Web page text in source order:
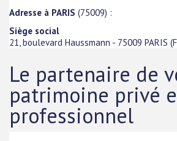
Adresse à PARIS (75009) :
Siège social
21, boulevard Haussmann - 75009 PARIS (
Le partenaire de
patrimoine privé
professionnel